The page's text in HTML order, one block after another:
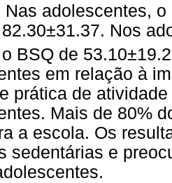
Nas adolescentes,
Nos
BSQ de
em relação à
prática de
Mais de 80%
a escola. Os
sedentárias e